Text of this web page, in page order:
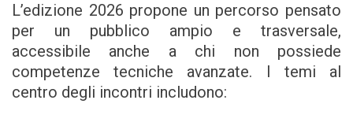
L’edizione 2026 propone un percorso pensato
per un pubblico ampio e trasversale,
accessibile anche a chi non possiede
competenze tecniche avanzate. I temi al
centro degli incontri includono: